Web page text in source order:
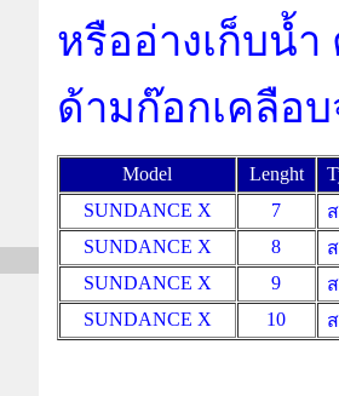
หรืออ่างเก็บน้
ด้ามก๊อกเคลือ
Model Lenght
SUNDANCE X
7
SUNDANCE X
8
SUNDANCE X
9
SUNDANCE X
10